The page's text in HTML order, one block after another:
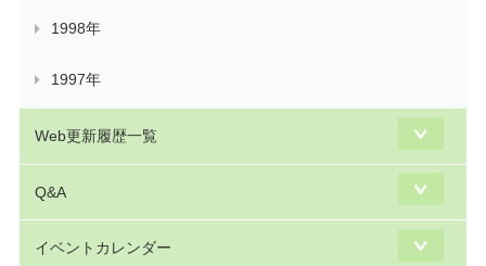
1998年
1997年
Web更新履歴一覧
Q&A
イベントカレンダー